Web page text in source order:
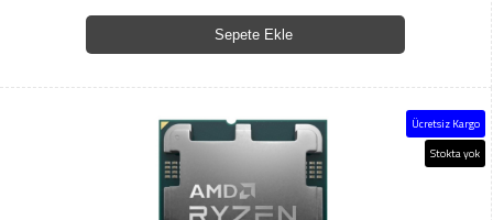
Sepete Ekle
Ücretsiz Kargo
Stokta yok